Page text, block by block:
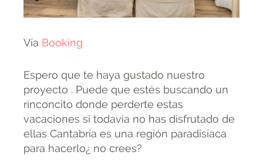
Vía Booking
Espero que te haya gustado nuestro
proyecto . Puede que estés buscando un
rinconcito donde perderte estas
vacaciones si todavía no has disfrutado de
ellas Cantabria es una región paradisíaca
para hacerlo¿ no crees?